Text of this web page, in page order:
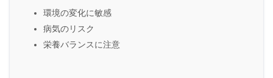
環境の変化に敏感
病気のリスク
栄養バランスに注意